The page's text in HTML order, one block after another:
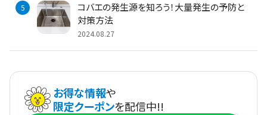
コバエの発生源を知ろう！大量発生の予防と
対策方法
2024.08.27
お得な情報や
限定クーポンを配信中!!